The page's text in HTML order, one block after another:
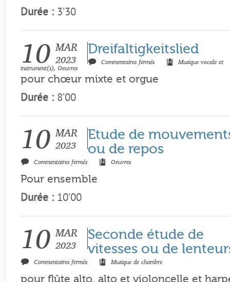
Durée : 3’30
10 MAR
2023
Dreifaltigkeitslied
Commentaires ferméssur
Dreifaltigkeitslied
Musique vocale et
instrument(s), Oeuvres
pour chœur mixte et orgue
Durée : 8’00
10 MAR
2023
Etude de
ou de repos
Commentaires ferméssur
Etude
de
mouvements
ou
Oeuvres
Pour ensemble
Durée : 10’00
10 MAR
2023
Seconde étude de
vitesses ou de
Commentaires ferméssur
Seconde
de
Musique de chambre
pour flûte alto, alto et violoncelle et